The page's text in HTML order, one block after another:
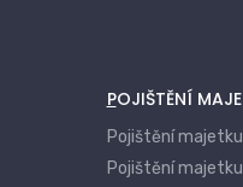
výstavby či
zajištění oprav
POJIŠTĚNÍ
Pojištění
Pojištění